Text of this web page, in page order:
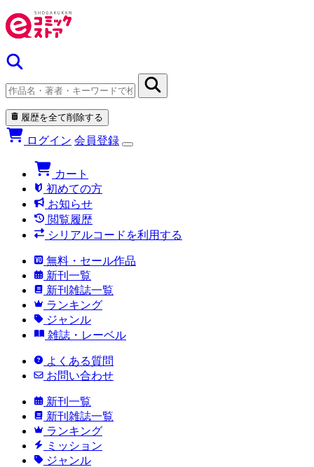
履歴を全て削除する
ログイン 会員登録
カート
初めての方
お知らせ
閲覧履歴
シリアルコードを利用する
無料・セール作品
新刊一覧
新刊雑誌一覧
ランキング
ジャンル
雑誌・レーベル
よくある質問
お問い合わせ
新刊一覧
新刊雑誌一覧
ランキング
ミッション
ジャンル